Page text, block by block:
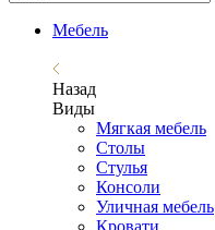
Мебель
Назад
Виды
Мягкая мебель
Столы
Стулья
Консоли
Уличная мебель
Кровати